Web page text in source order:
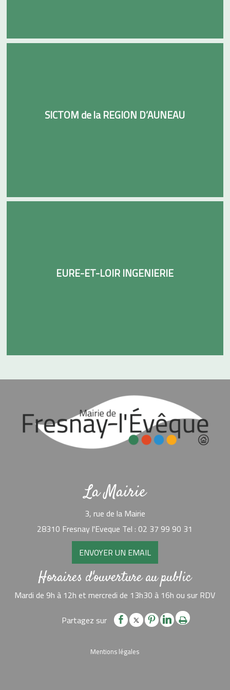
SICTOM de la REGION D’AUNEAU
EURE-ET-LOIR INGENIERIE
La Mairie
3, rue de la Mairie
28310 Fresnay l'Eveque Tel : 02 37 99 90 31
ENVOYER UN EMAIL
Horaires d'ouverture au public
Mardi de 9h à 12h et mercredi de 13h30 à 16h ou sur RDV
Mentions légales